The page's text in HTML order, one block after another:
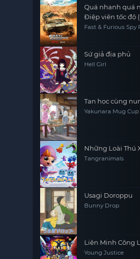
Quá nhanh quá
Điệp viên tốc độ
Fast & Furious Spy
Sứ giả địa phủ
Hell Girl
Tan học cùng
Yakunara Mug
Những Loài Thú
Tangranimals
Usagi Doroppu
Bunny Drop
Liên Minh Công
Young Justice